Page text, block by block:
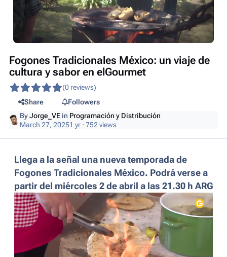
Fogones Tradicionales México: un viaje de
cultura y sabor en elGourmet
(0 reviews)
Share
Followers
ByJorge_VE in Programación y Distribución
March 27, 20251 yr · 752 views
Llega a la señal una nueva temporada de
Fogones Tradicionales México. Podrá verse a
partir del miércoles 2 de abril a las 21.30 h ARG